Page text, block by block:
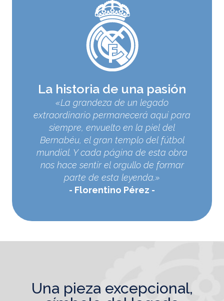
La historia de una pasión
«La grandeza de un legado
extraordinario permanecerá aquí para
siempre, envuelto en la piel del
Bernabéu, el gran templo del fútbol
mundial. Y cada página de esta obra
nos hace sentir el orgullo de formar
parte de esta leyenda.»
Florentino Pérez
una pieza excepcional,